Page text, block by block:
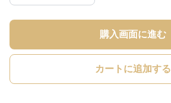
購入画面に進む
カートに追加する